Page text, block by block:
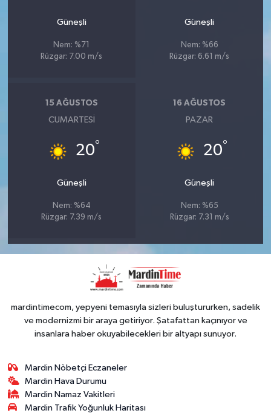
Güneşli
Nem: %71
Rüzgar: 7.00 m/s
Güneşli
Nem: %66
Rüzgar: 6.61 m/s
15 AĞUSTOS
CUMARTESI
20°
Güneşli
Nem: %64
Rüzgar: 7.39 m/s
16 AĞUSTOS
PAZAR
20°
Güneşli
Nem: %65
Rüzgar: 7.31 m/s
mardintimecom, yepyeni temasıyla sizleri buluştururken, sadelik
ve modernizmi bir araya getiriyor. Şatafattan kaçınıyor ve
insanlara haber okuyabilecekleri bir altyapı sunuyor.
Mardin Nöbetçi Eczaneler
Mardin Hava Durumu
Mardin Namaz Vakitleri
Mardin Trafik Yoğunluk Haritası